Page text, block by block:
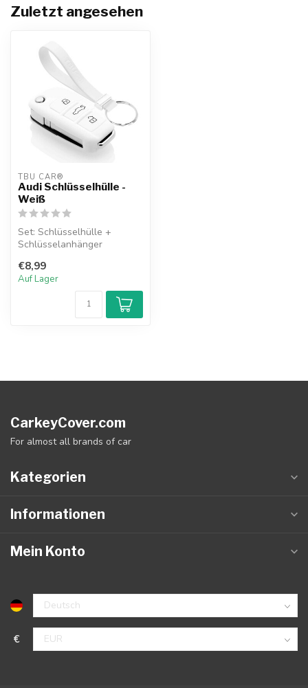
Zuletzt angesehen
TBU CAR®
Audi Schlüsselhülle -
Weiß
Set: Schlüsselhülle +
Schlüsselanhänger
€8,99
Auf Lager
CarkeyCover.com
For almost all brands of car
Kategorien
Informationen
Mein Konto
€